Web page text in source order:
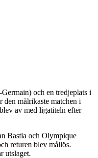
och en tredjeplats i
målrikaste matchen i
av med ligatiteln efter
Bastia och Olympique
returen blev mållös.
utslaget.